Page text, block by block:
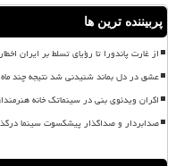
پربیننده ترین ها
از غارت پاندورا تا رؤیای تسلط بر ایران
عشق در دل بماند شنیدنی شد نتیجه چند ماه
اکران ویدئوی بنی در سینماتک خانه
صدابردار و صداگذار پیشکسوت سینما